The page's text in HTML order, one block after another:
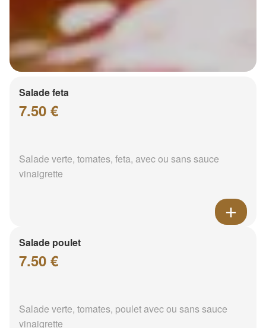
Salade feta
7.50 €
Salade verte, tomates, feta, avec ou sans sauce
vinaigrette
Salade poulet
7.50 €
Salade verte, tomates, poulet avec ou sans sauce
vinaigrette